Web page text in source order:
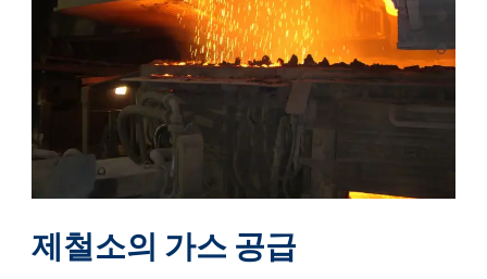
제철소의 가스 공급